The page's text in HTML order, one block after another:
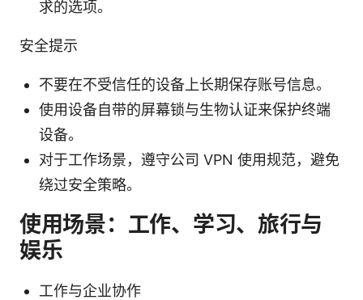
求的选项。
安全提示
不要在不受信任的设备上长期保存账号信息。
使用设备自带的屏幕锁与生物认证来保护终端
设备。
对于工作场景，遵守公司 VPN 使用规范，避免
绕过安全策略。
使用场景：工作、学习、旅行与
娱乐
工作与企业协作